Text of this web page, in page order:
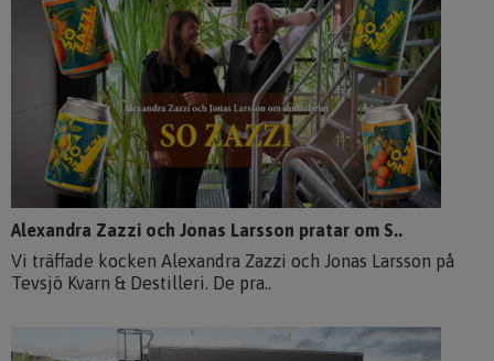
Alexandra Zazzi och Jonas Larsson pratar om S..
Vi träffade kocken Alexandra Zazzi och Jonas Larsson på
Tevsjö Kvarn & Destilleri. De pra..